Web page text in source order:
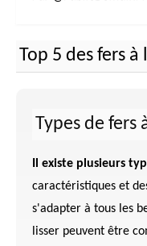
Top 5 des fers à
Types de fers
Il existe plusieurs
caractéristiques et
s'adapter à tous les
lisser peuvent être